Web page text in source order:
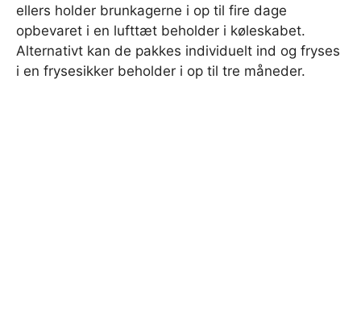
ellers holder brunkagerne i op til fire dage
opbevaret i en lufttæt beholder i køleskabet.
Alternativt kan de pakkes individuelt ind og fryses
i en frysesikker beholder i op til tre måneder.